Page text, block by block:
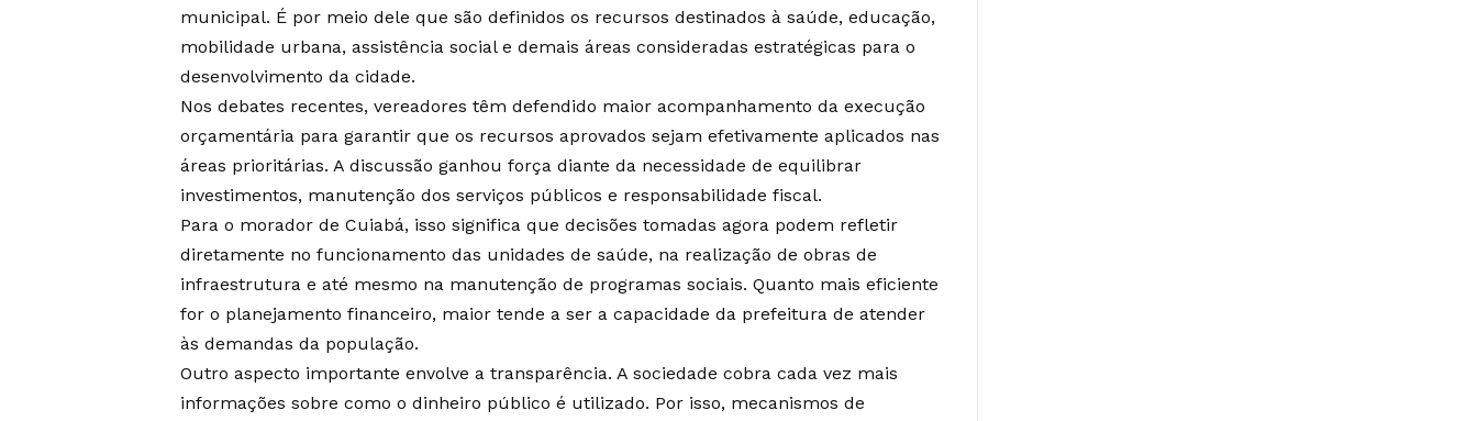
municipal. É por meio dele que são definidos os recursos destinados à saúde, educação,
mobilidade urbana, assistência social e demais áreas consideradas estratégicas para o
desenvolvimento da cidade.
Nos debates recentes, vereadores têm defendido maior acompanhamento da execução
orçamentária para garantir que os recursos aprovados sejam efetivamente aplicados nas
áreas prioritárias. A discussão ganhou força diante da necessidade de equilibrar
investimentos, manutenção dos serviços públicos e responsabilidade fiscal.
Para o morador de Cuiabá, isso significa que decisões tomadas agora podem refletir
diretamente no funcionamento das unidades de saúde, na realização de obras de
infraestrutura e até mesmo na manutenção de programas sociais. Quanto mais eficiente
for o planejamento financeiro, maior tende a ser a capacidade da prefeitura de atender
às demandas da população.
Outro aspecto importante envolve a transparência. A sociedade cobra cada vez mais
informações sobre como o dinheiro público é utilizado. Por isso, mecanismos de